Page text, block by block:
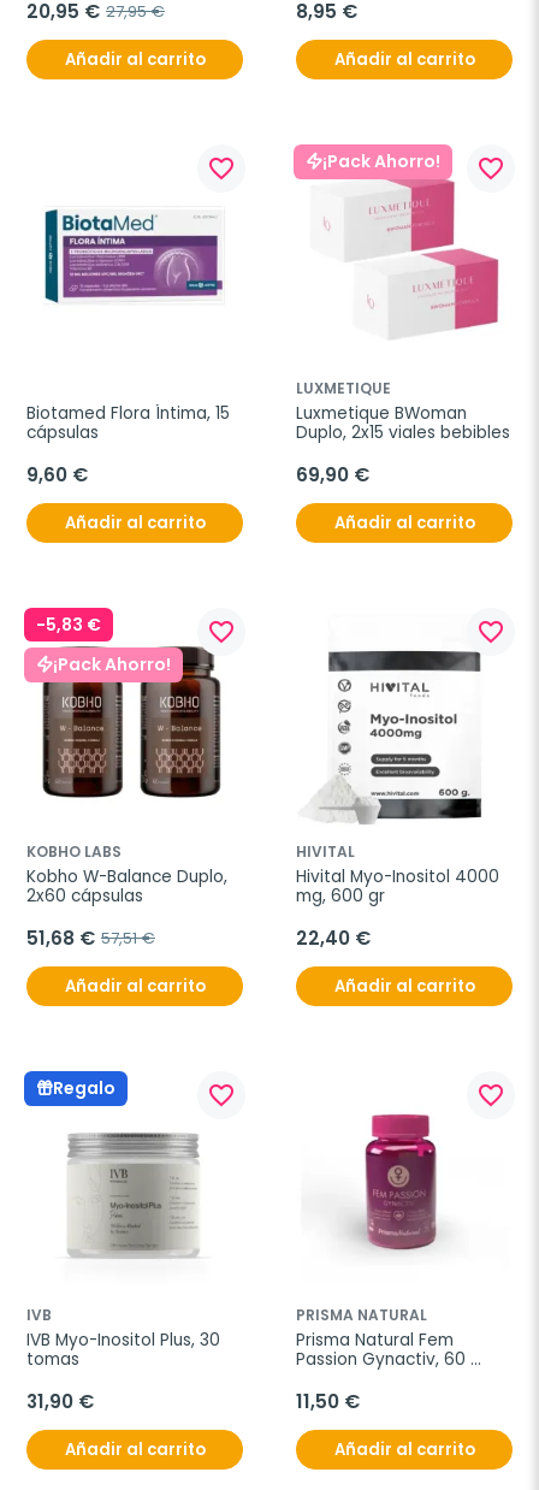
20,95 € 27,95 €
Añadir al carrito
8,95 €
Añadir al carrito
favorite_border
Biotamed Flora Íntima, 15
cápsulas
9,60 €
Añadir al carrito
¡Pack Ahorro! favorite_border
LUXMETIQUE
Luxmetique BWoman
Duplo, 2x15 viales bebibles
69,90 €
Añadir al carrito
-5,83 €
¡Pack Ahorro!
favorite_border
KOBHO LABS
Kobho W-Balance Duplo,
2x60 cápsulas
51,68 € 57,51 €
Añadir al carrito
favorite_border
HIVITAL
Hivital Myo-Inositol 4000
mg, 600 gr
22,40 €
Añadir al carrito
Regalo favorite_border
IVB
IVB Myo-Inositol Plus, 30
tomas
31,90 €
Añadir al carrito
favorite_border
PRISMA NATURAL
Prisma Natural Fem
Passion Gynactiv, 60
11,50 €
Añadir al carrito